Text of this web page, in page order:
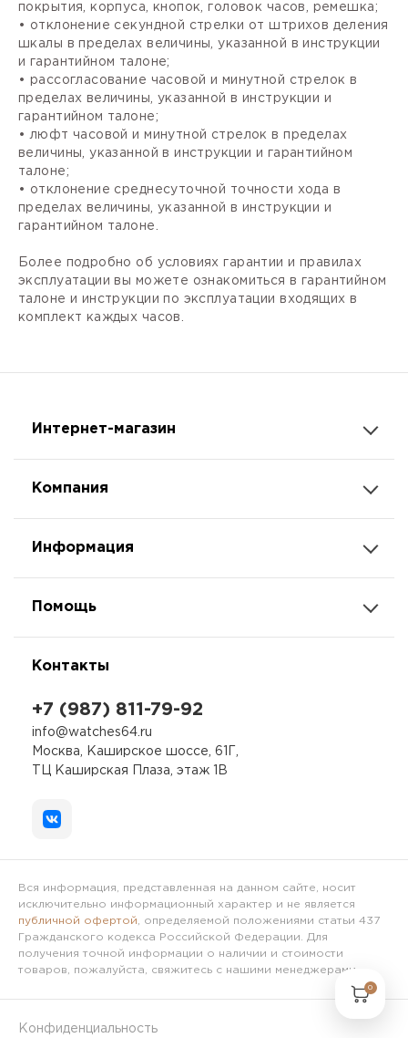
покрытия, корпуса, кнопок, головок часов, ремешка;
• отклонение секундной стрелки от штрихов деления
шкалы в пределах величины, указанной в инструкции
и гарантийном талоне;
• рассогласование часовой и минутной стрелок в
пределах величины, указанной в инструкции и
гарантийном талоне;
• люфт часовой и минутной стрелок в пределах
величины, указанной в инструкции и гарантийном
талоне;
• отклонение среднесуточной точности хода в
пределах величины, указанной в инструкции и
гарантийном талоне.
Более подробно об условиях гарантии и правилах
эксплуатации вы можете ознакомиться в гарантийном
талоне и инструкции по эксплуатации входящих в
комплект каждых часов.
Интернет-магазин
Компания
Информация
Помощь
Контакты
+7 (987) 811-79-92
info@watches64.ru
Москва, Каширское шоссе, 61Г,
ТЦ Каширская Плаза, этаж 1В
Вся информация, представленная на данном сайте, носит
исключительно информационный характер и не является
публичной офертой , определяемой положениями статьи 437
Гражданского кодекса Российской Федерации. Для
получения точной информации о наличии и стоимости
товаров, пожалуйста, свяжитесь с нашими менеджерами.
Конфиденциальность
0